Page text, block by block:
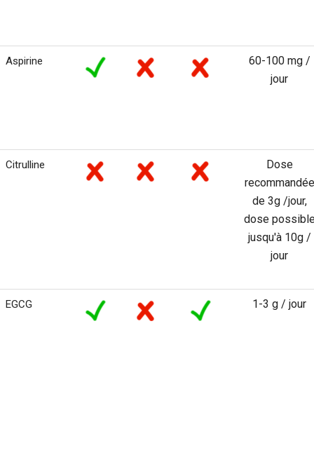
Aspirine
60-100 mg /
jour
Citrulline
Dose
recommandée
de 3g /jour,
dose
jusqu'à 10g /
jour
EGCG 1-3 g / jour